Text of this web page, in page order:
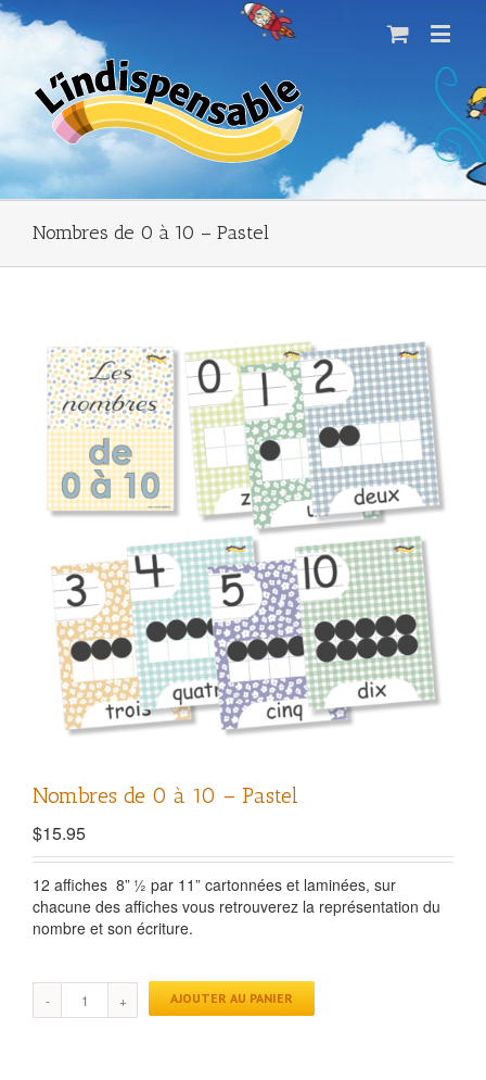
Nombres de 0 à 10 – Pastel
Nombres de 0 à 10 – Pastel
$15.95
12 affiches 8” ½ par 11” cartonnées et laminées, sur
chacune des affiches vous retrouverez la représentation du
nombre et son écriture.
AJOUTER AU PANIER